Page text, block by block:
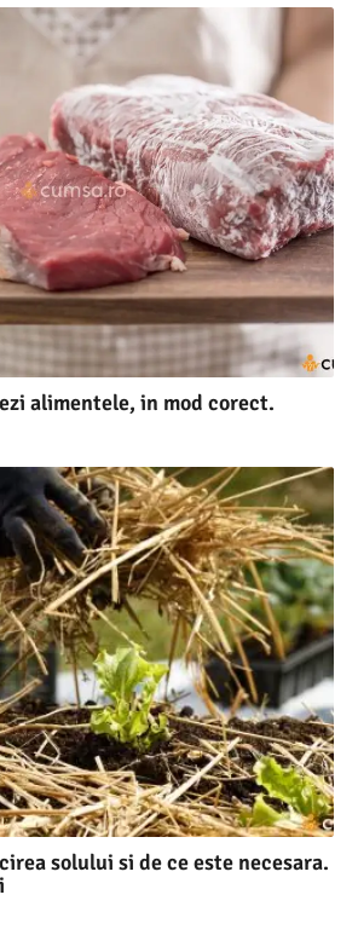
alimentele, in mod corect.
solului si de ce este necesara.